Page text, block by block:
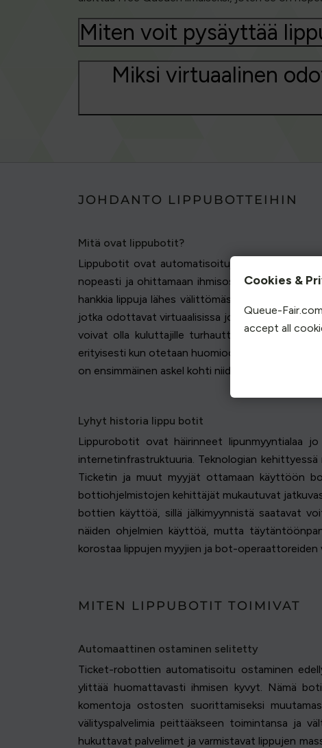
Miten voit pysäyttää
Miksi virtuaalinen
JOHDANTO LIPPUBOTTEIHIN
Mitä ovat lippubotit?
Lippubotit ovat automatisoituja skriptejä tai
nopeasti ja ohittamaan ihmisostajien
hankkia lippuja lähes välittömästi, kun niitä tulee
jotka odottavat virtuaalisissa jonoissa. Bottien
voivat olla kuluttajille turhauttavia. Vaikka
erityisesti kun otetaan huomioon niiden vaikutus
on ensimmäinen askel kohti niiden lippujen
Lyhyt historia lippu botit
Lippurobotit ovat häirinneet lipunmyyntialaa
internetinfrastruktuuria. Teknologian
Ticketin ja muut myyjät ottamaan käyttöön
bottiohjelmistojen kehittäjät mukautuvat
bottien käyttöä, sillä jälkimyynnistä saatavat
näiden ohjelmien käyttöä, mutta
korostaa lippujen myyjien ja bot-operaattoreiden
MITEN LIPPUBOTIT TOIMIVAT
Automaattinen ostaminen selitetty
Ticket-robottien automatisoitu ostaminen
ylittää huomattavasti ihmisen kyvyt. Nämä
komentoja ostosten suorittamiseksi
välityspalvelimia peittääkseen toimintansa ja
hukuttavat palvelimet ja varmistavat lippujen
Cookies &
Queue-
accept all